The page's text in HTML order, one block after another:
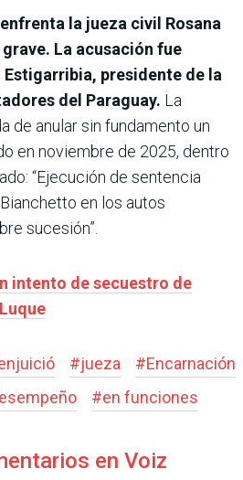
la jueza civil Rosana
La acusación fue
presidente de la
del Paraguay. La
de anular sin fundamento un
en noviembre de 2025, dentro
“Ejecución de sentencia
en los autos
sucesión”.
intento de secuestro de
#jueza #Encarnación
#en funciones
en Voiz